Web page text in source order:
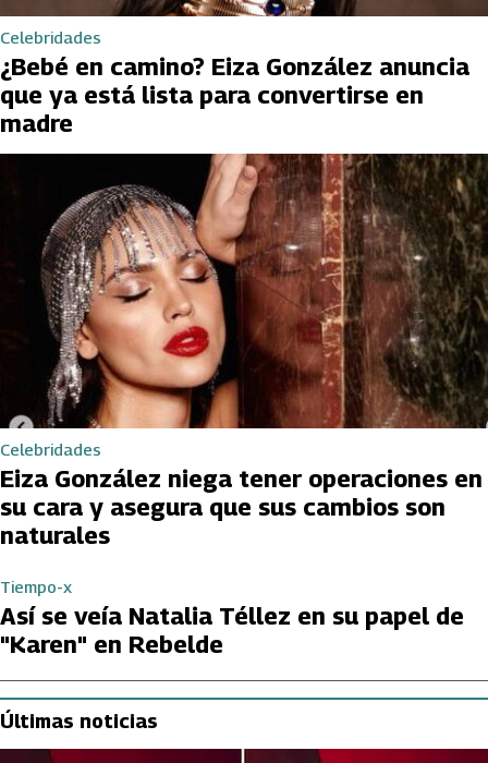
Celebridades
¿Bebé en camino? Eiza González anuncia
que ya está lista para convertirse en
madre
Celebridades
Eiza González niega tener operaciones en
su cara y asegura que sus cambios son
naturales
Tiempo-x
Así se veía Natalia Téllez en su papel de
"Karen" en Rebelde
Últimas noticias